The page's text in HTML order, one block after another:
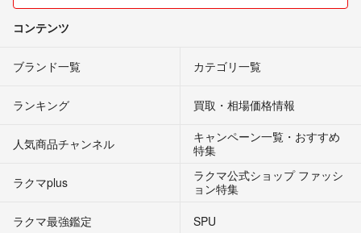
コンテンツ
ブランド一覧 カテゴリ一覧
ランキング 買取・相場価格情報
人気商品チャンネル
キャンペーン一覧・おすすめ
特集
ラクマplus
ラクマ公式ショップ ファッシ
ョン特集
ラクマ最強鑑定
SPU